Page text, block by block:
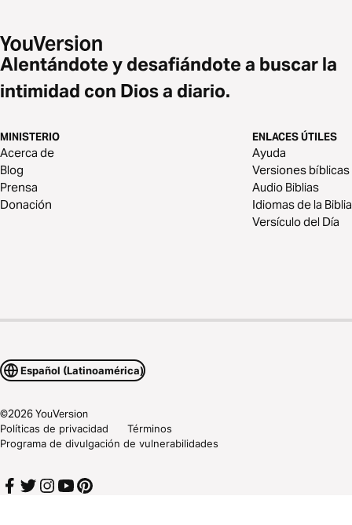
Alentándote y desafiándote a buscar la
intimidad con Dios a diario.
MINISTERIO
Acerca de
Blog
Prensa
Donación
ENLACES ÚTILES
Ayuda
Versiones bíblicas
Audio Biblias
Idiomas de la Biblia
Versículo del Día
Español (Latinoamérica)
©2026YouVersion
Políticas de privacidad
Términos
Programa de divulgación de vulnerabilidades